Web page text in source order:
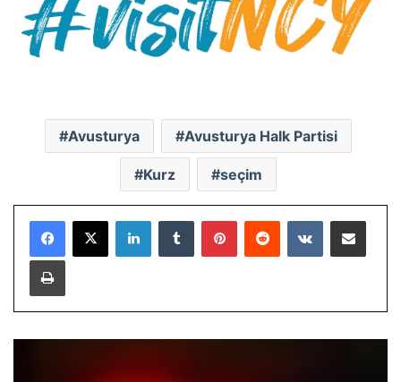
Avusturya Avusturya Halk Partisi
Kurz seçim
LinkedInTumblr PinterestReddit VKontakteE-Posta ile paylaş
Yazdır